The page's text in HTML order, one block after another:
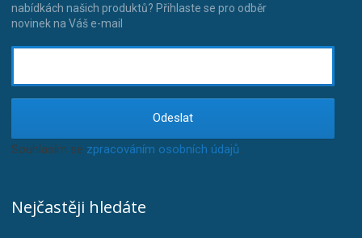
nabídkách našich produktů? Přihlaste se pro odběr
novinek na Váš e-mail
Odeslat
Souhlasím se zpracováním osobních údajů
Nejčastěji hledáte